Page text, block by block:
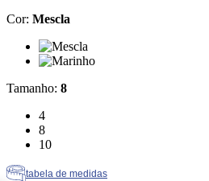
Cor: Mescla
Cor: Mescla
Cor: Marinho
Tamanho: 8
Tamanho: 4
4
Tamanho: 8
8
Tamanho: 10
10
tabela de medidas